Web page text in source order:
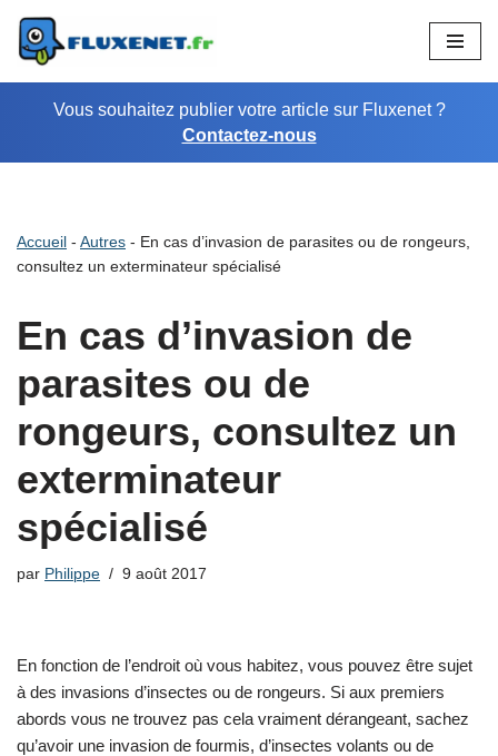
Aller
au
contenuVous souhaitez publier votre article sur Fluxenet ?
Contactez-nous
Accueil - Autres - En cas d’invasion de parasites ou de rongeurs,
consultez un exterminateur spécialisé
En cas d’invasion de
parasites ou de
rongeurs, consultez un
exterminateur
spécialisé
par Philippe 9 août 2017
En fonction de l’endroit où vous habitez, vous pouvez être sujet
à des invasions d’insectes ou de rongeurs. Si aux premiers
abords vous ne trouvez pas cela vraiment dérangeant, sachez
qu’avoir une invasion de fourmis, d’insectes volants ou de